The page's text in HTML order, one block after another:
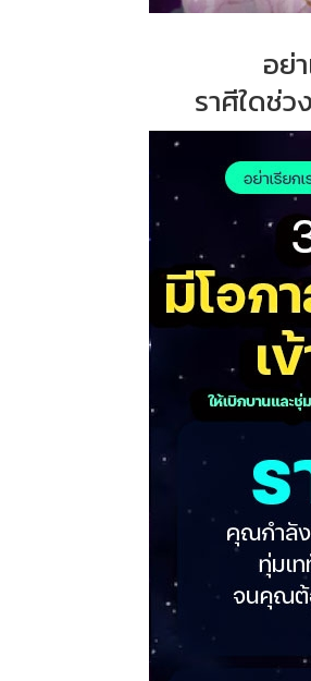
อย่
ราศีใดช่